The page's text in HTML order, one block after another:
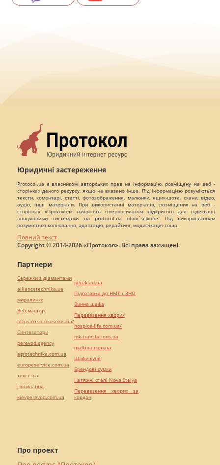
Юридичні застереження
Protocol.ua є власником авторських прав на інформацію, розміщену на веб -
сторінках даного ресурсу, якщо не вказано інше. Під інформацією розуміються
тексти, коментарі, статті, фотозображення, малюнки, ящик-шота, скани, відео,
аудіо, інші матеріали. При використанні матеріалів, розміщених на веб -
сторінках «Протокол» наявність гіперпосилання відкритого для індексації
пошуковими системами на protocol.ua обов`язкове. Під використанням
розуміється копіювання, адаптація, рерайтинг, модифікація тощо.
Повний текст
Copyright © 2014-2026 «Протокол». Всі права захищені.
Про проект
Партнери
Сережки з діамантами
alliancetechnika.ua
миралинкс
Веб мастер
https://motokosmos.ua/
Синтезатори
perevod.agency
agrotechnika.com.ua
europeservice.com.ua
текст юа
Посилання
kievperevod.com.ua
pereklad.ua
Підготовка до НМТ / ЗНО
Винна шафа
Перевезення хворих
hospice-life.com.ua/
mk-translations.ua
maltina.com.ua
Шафи купе
Брендові сумки
Натяжні стелі Nova Stelya
Перевезення хворих за
кордон